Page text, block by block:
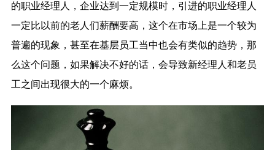
的职业经理人，企业达到一定规模时，引进的职业经理人
一定比以前的老人们薪酬要高，这个在市场上是一个较为
普遍的现象，甚至在基层员工当中也会有类似的趋势，那
么这个问题，如果解决不好的话，会导致新经理人和老员
工之间出现很大的一个麻烦。